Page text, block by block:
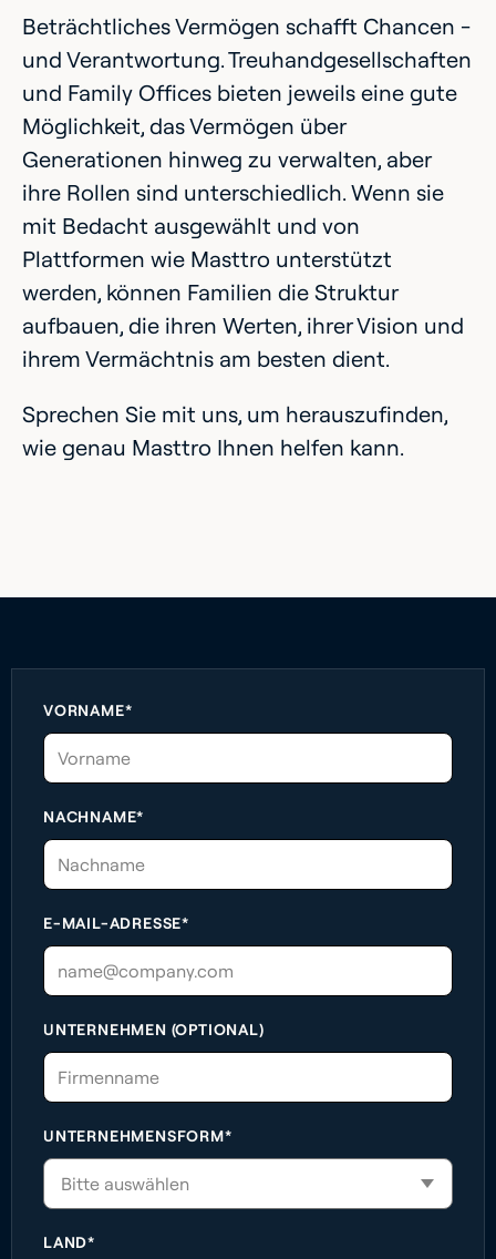
Beträchtliches Vermögen schafft Chancen -
und Verantwortung. Treuhandgesellschaften
und Family Offices bieten jeweils eine gute
Möglichkeit, das Vermögen über
Generationen hinweg zu verwalten, aber
ihre Rollen sind unterschiedlich. Wenn sie
mit Bedacht ausgewählt und von
Plattformen wie Masttro unterstützt
werden, können Familien die Struktur
aufbauen, die ihren Werten, ihrer Vision und
ihrem Vermächtnis am besten dient.
Sprechen Sie mit uns, um herauszufinden,
wie genau Masttro Ihnen helfen kann.
VORNAME*
NACHNAME*
E-MAIL-ADRESSE*
UNTERNEHMEN (OPTIONAL)
UNTERNEHMENSFORM*
LAND*